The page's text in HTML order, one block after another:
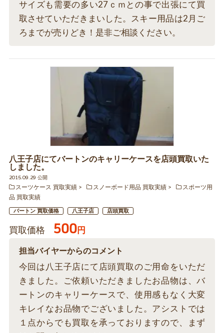
サイズも需要の多い27ｃｍとの事で出張にて買
取させていただきまいした。スキー用品は2月ご
ろまでが売りどき！是非ご相談ください。
八王子店にてバートンのキャリーケースを店頭買取いた
しました。
2015.09.29 公開
スーツケース 買取実績
スノーボード用品 買取実績
スポーツ用
品 買取実績
バートン 買取価格 八王子店 店頭買取
買取価格 500円
担当バイヤーからのコメント
今回は八王子店にて店頭買取のご用命をいただ
きました。ご依頼いただきましたお品物は、バ
ートンのキャリーケースで、使用感もなく大変
キレイなお品物でございました。アシストでは
１点からでも買取を承っておりますので、まず